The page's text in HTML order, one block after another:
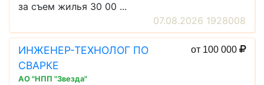
за съем жилья 30 00 ...
07.08.2026 1928008
ИНЖЕНЕР-ТЕХНОЛОГ ПО
СВАРКЕ
от 100 000
АО "НПП "Звезда"